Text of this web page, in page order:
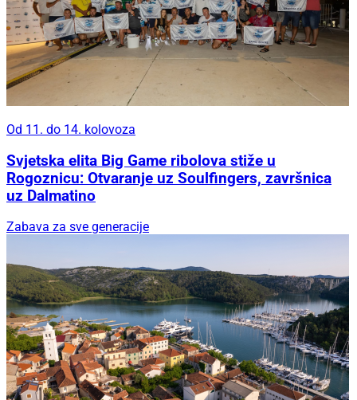
Od 11. do 14. kolovoza
Svjetska elita Big Game ribolova stiže u
Rogoznicu: Otvaranje uz Soulfingers, završnica
uz Dalmatino
Zabava za sve generacije